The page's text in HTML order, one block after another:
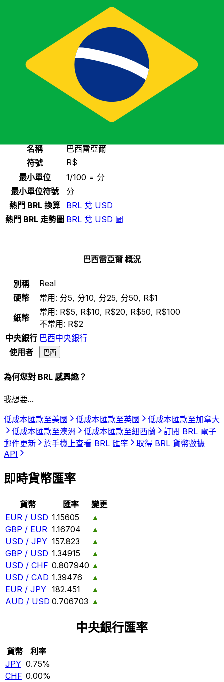
巴西雷亞爾 是 巴西 的貨幣。
我們的排行顯示最常用的 巴西
雷亞爾 匯率為 BRL 兌 USD。雷亞爾 的貨幣代碼為 BRL
其符號為 R$。下方可查看 巴西雷亞爾 匯率與換算工具。
選擇一種貨幣
巴西雷亞爾 繼續
巴西雷亞爾 統計
名稱
巴西雷亞爾
符號
R$
最小單位
1/100 = 分
最小單位符號
分
熱門 BRL 換算
BRL 兌 USD
熱門 BRL 走勢圖 BRL 兌 USD 圖
巴西雷亞爾 概況
別稱
Real
硬幣
常用: 分5, 分10, 分25, 分50, R$1
紙幣
常用: R$5, R$10, R$20, R$50, R$100
不常用: R$2
中央銀行 巴西中央銀行
使用者
巴西
為何您對 BRL 感興趣？
我想要...
低成本匯款至美國
低成本匯款至英國
低成本匯款至加拿大
低成本匯款至澳洲
低成本匯款至紐西蘭
訂閱 BRL 電子
郵件更新
於手機上查看 BRL 匯率
取得 BRL 貨幣數據
API
即時貨幣匯率
貨幣 匯率
變更
EUR / USD 1.15605
▲
GBP / EUR 1.16704
▲
USD / JPY 157.823
▲
GBP / USD 1.34915
▲
USD / CHF 0.807940 ▲
USD / CAD 1.39476
▲
EUR / JPY 182.451
▲
AUD / USD 0.706703 ▲
中央銀行匯率
貨幣
利率
JPY 0.75%
CHF 0.00%